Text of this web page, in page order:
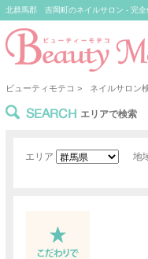
北群馬郡 吉岡町のネイルサロン - 完全
ビューティモテコ > ネイルサロン
SEARCH エリアで検索
エリア 地